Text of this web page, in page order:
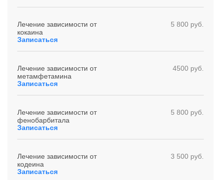
Лечение зависимости от
кокаина
5 800 руб.
Записаться
Лечение зависимости от
метамфетамина
4500 руб.
Записаться
Лечение зависимости от
фенобарбитала
5 800 руб.
Записаться
Лечение зависимости от
кодеина
3 500 руб.
Записаться